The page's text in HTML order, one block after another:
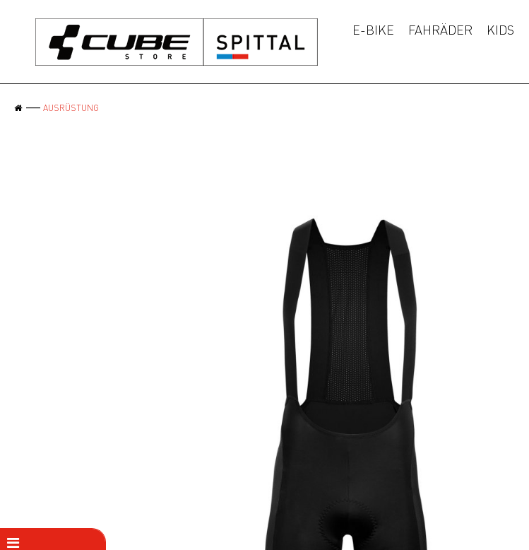
E-BIKE FAHRÄDER KIDS
AUSRÜSTUNG